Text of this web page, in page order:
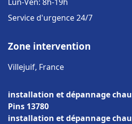
Service d'urgence 24/7
Zone intervention
Villejuif, France
installation et dépannage
Pins 13780
installation et dépannage